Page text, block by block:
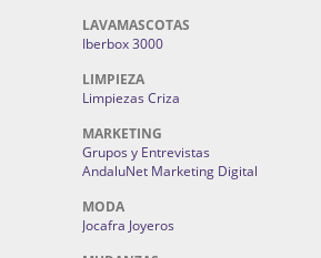
LAVAMASCOTAS
Iberbox 3000
LIMPIEZA
Limpiezas Criza
MARKETING
Grupos y Entrevistas
AndaluNet Marketing Digital
MODA
Jocafra Joyeros